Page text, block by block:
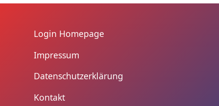
Login Homepage
Impressum
Datenschutzerklärung
Kontakt